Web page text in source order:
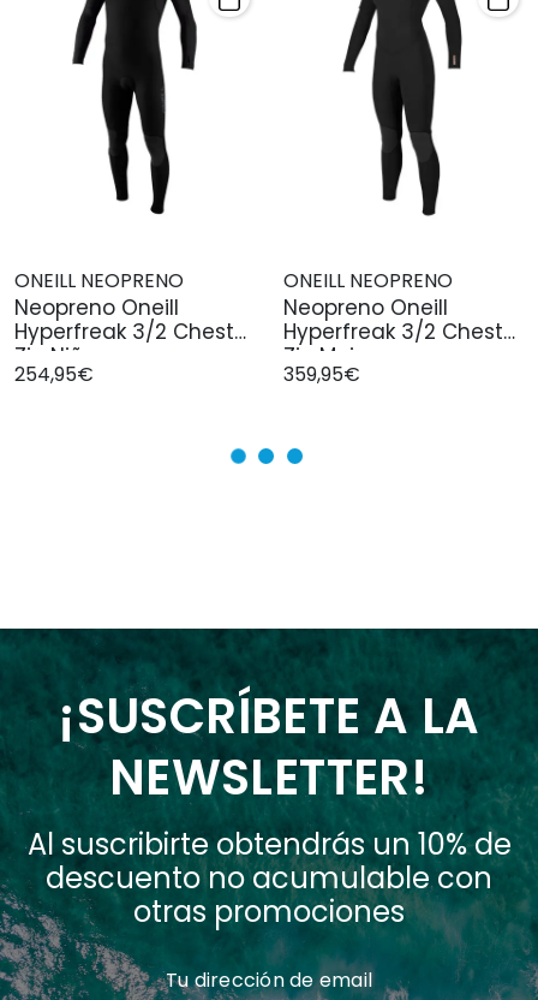
ONEILL NEOPRENO
Neopreno Oneill
Hyperfreak 3/2 Chest
Zip Niño
254,95€
ONEILL NEOPRENO
Neopreno Oneill
Hyperfreak 3/2 Chest
Zip Mujer
359,95€
¡SUSCRÍBETE A LA
NEWSLETTER!
Al suscribirte obtendrás un 10% de
descuento no acumulable con
otras promociones